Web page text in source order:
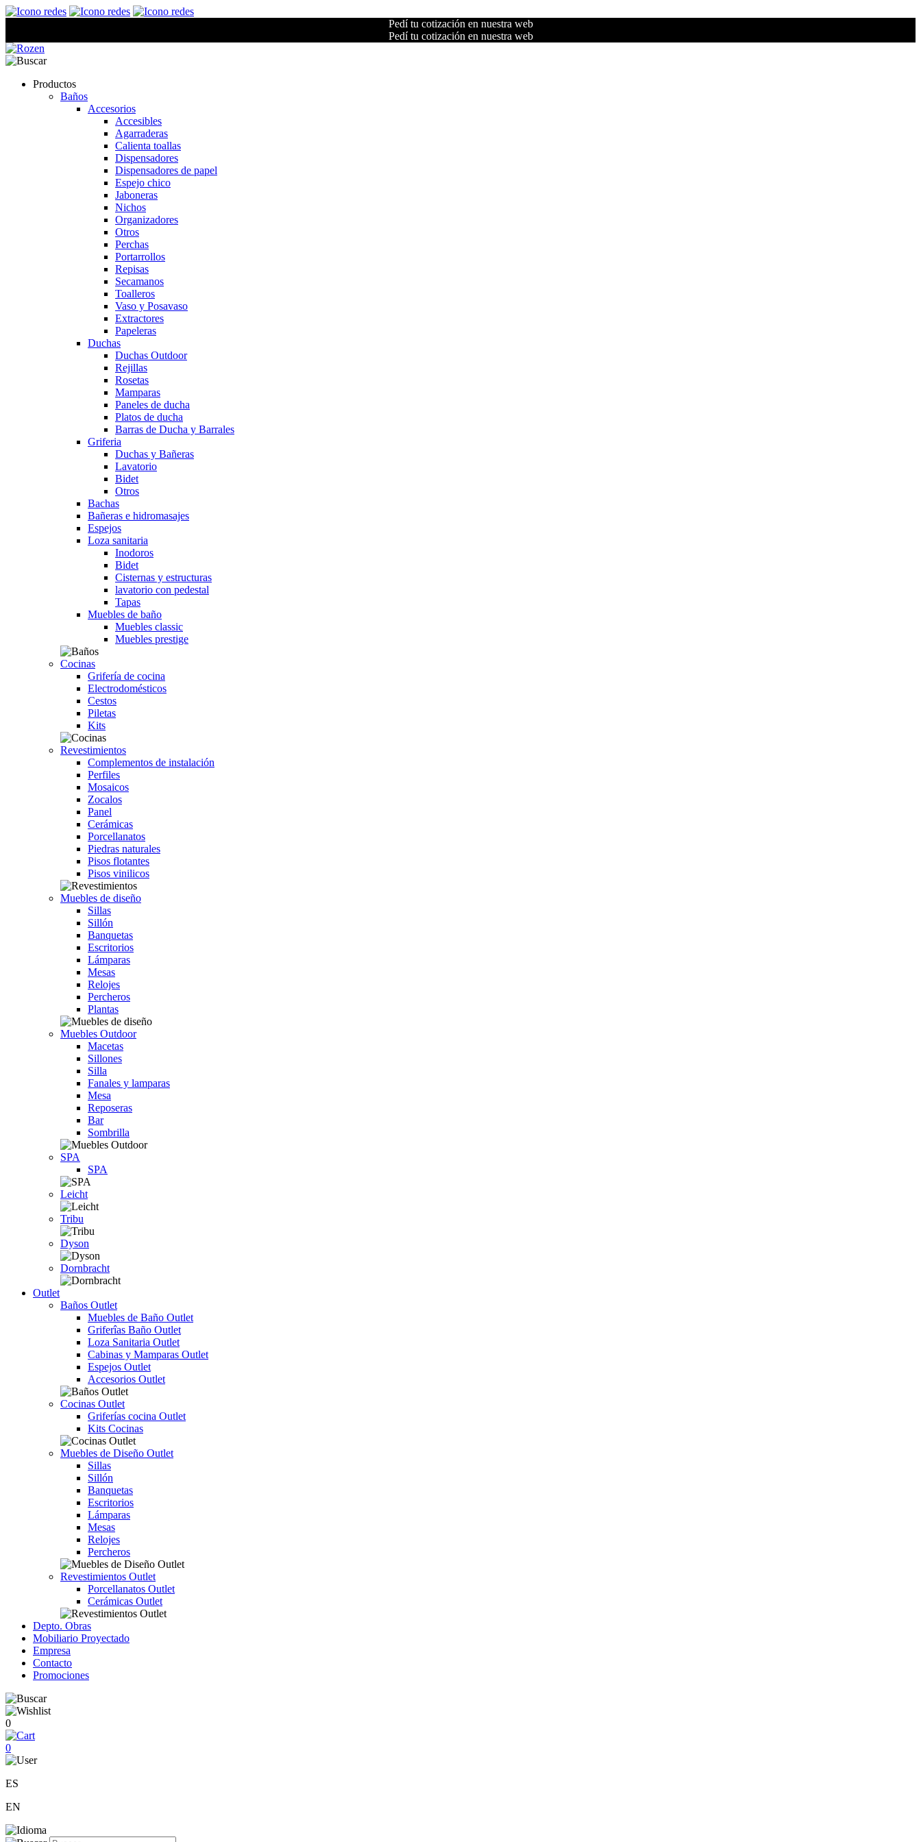
Pedí tu cotización en nuestra web
Pedí tu cotización en nuestra web
Productos
Baños
Accesorios
Accesibles
Agarraderas
Calienta toallas
Dispensadores
Dispensadores de papel
Espejo chico
Jaboneras
Nichos
Organizadores
Otros
Perchas
Portarrollos
Repisas
Secamanos
Toalleros
Vaso y Posavaso
Extractores
Papeleras
Duchas
Duchas Outdoor
Rejillas
Rosetas
Mamparas
Paneles de ducha
Platos de ducha
Barras de Ducha y Barrales
Griferia
Duchas y Bañeras
Lavatorio
Bidet
Otros
Bachas
Bañeras e hidromasajes
Espejos
Loza sanitaria
Inodoros
Bidet
Cisternas y estructuras
lavatorio con pedestal
Tapas
Muebles de baño
Muebles classic
Muebles prestige
Cocinas
Grifería de cocina
Electrodomésticos
Cestos
Piletas
Kits
Revestimientos
Complementos de instalación
Perfiles
Mosaicos
Zocalos
Panel
Cerámicas
Porcellanatos
Piedras naturales
Pisos flotantes
Pisos vinilicos
Muebles de diseño
Sillas
Sillón
Banquetas
Escritorios
Lámparas
Mesas
Relojes
Percheros
Plantas
Muebles Outdoor
Macetas
Sillones
Silla
Fanales y lamparas
Mesa
Reposeras
Bar
Sombrilla
SPA
SPA
Leicht
Tribu
Dyson
Dornbracht
Outlet
Baños Outlet
Muebles de Baño Outlet
Griferîas Baño Outlet
Loza Sanitaria Outlet
Cabinas y Mamparas Outlet
Espejos Outlet
Accesorios Outlet
Cocinas Outlet
Griferías cocina Outlet
Kits Cocinas
Muebles de Diseño Outlet
Sillas
Sillón
Banquetas
Escritorios
Lámparas
Mesas
Relojes
Percheros
Revestimientos Outlet
Porcellanatos Outlet
Cerámicas Outlet
Depto. Obras
Mobiliario Proyectado
Empresa
Contacto
Promociones
0
0
ES
EN